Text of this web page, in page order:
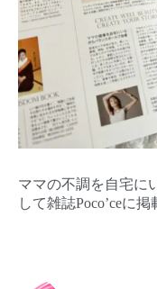
ママの不調を自宅に
して雑誌Poco’ceに